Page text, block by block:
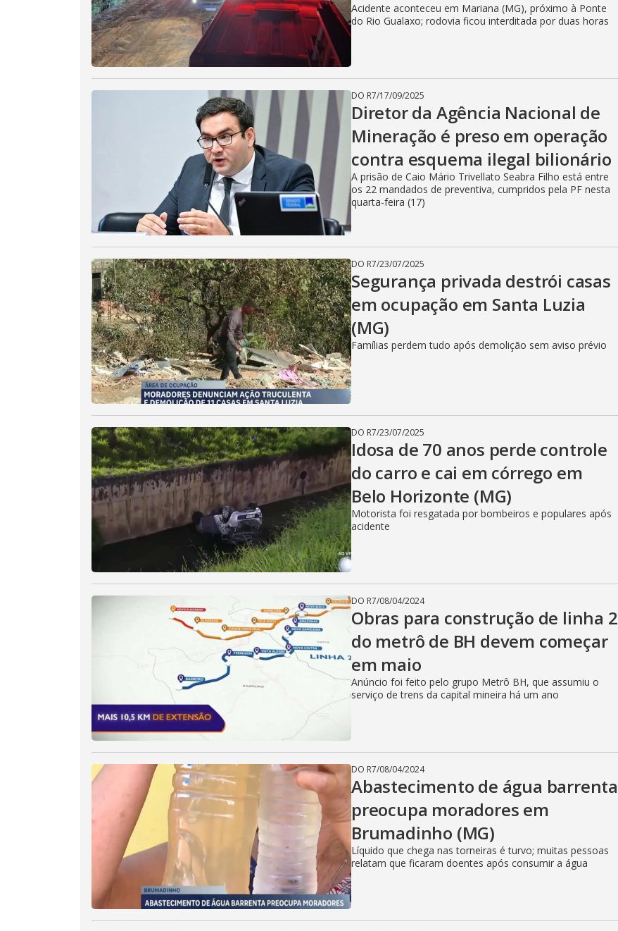
i
d
e
o
Acidente aconteceu em Mariana (MG), próximo à Ponte
do Rio Gualaxo; rodovia ficou interditada por duas horas
DO R7/17/09/2025
Diretor da Agência Nacional de
Mineração é preso em operação
contra esquema ilegal bilionário
A prisão de Caio Mário Trivellato Seabra Filho está entre
os 22 mandados de preventiva, cumpridos pela PF nesta
quarta-feira (17)
DO R7/23/07/2025
Segurança privada destrói casas
em ocupação em Santa Luzia
(MG)
Famílias perdem tudo após demolição sem aviso prévio
DO R7/23/07/2025
Idosa de 70 anos perde controle
do carro e cai em córrego em
Belo Horizonte (MG)
Motorista foi resgatada por bombeiros e populares após
acidente
DO R7/08/04/2024
Obras para construção de linha 2
do metrô de BH devem começar
em maio
Anúncio foi feito pelo grupo Metrô BH, que assumiu o
serviço de trens da capital mineira há um ano
DO R7/08/04/2024
Abastecimento de água barrenta
preocupa moradores em
Brumadinho (MG)
Líquido que chega nas torneiras é turvo; muitas pessoas
relatam que ficaram doentes após consumir a água